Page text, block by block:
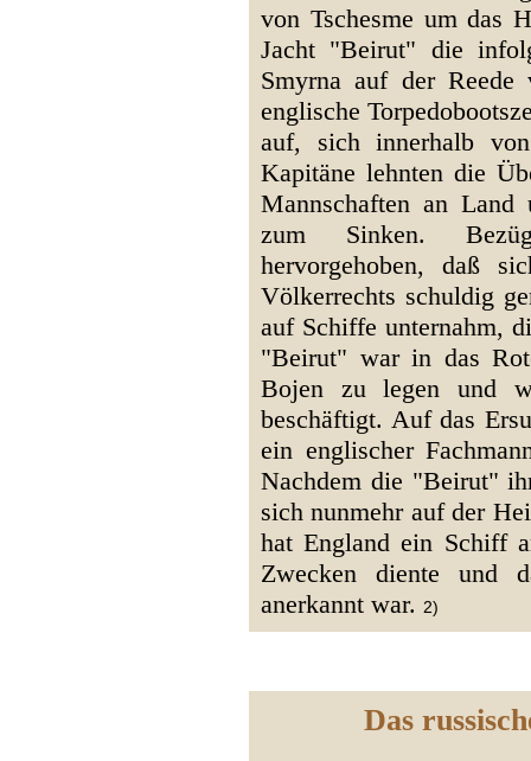
von Tschesme um das
Jacht "Beirut" die
Smyrna auf der
englische
auf, sich innerhalb
Kapitäne lehnten die
Mannschaften an Land
zum Sinken.
hervorgehoben, daß
Völkerrechts schuldig
auf Schiffe unternahm,
"Beirut" war in das
Bojen zu legen und
beschäftigt. Auf das
ein englischer
Nachdem die "Beirut"
sich nunmehr auf der
hat England ein Schiff
Zwecken diente und
anerkannt war. 2)
Das